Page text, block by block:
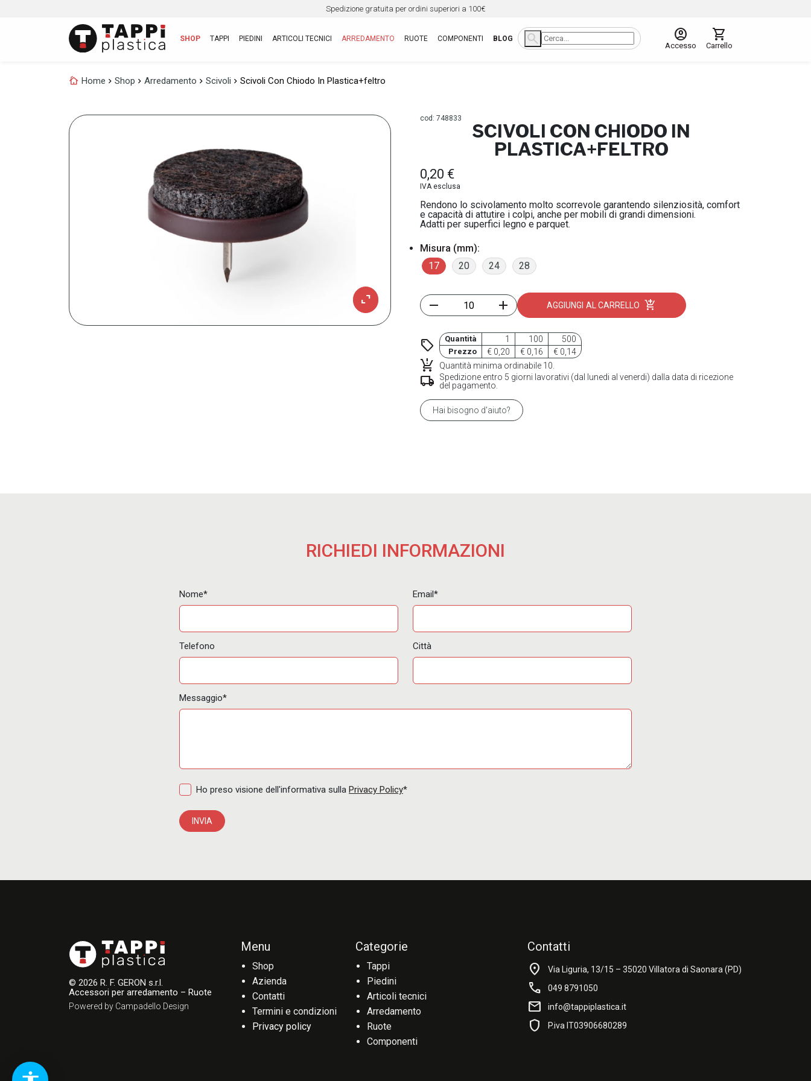
Spedizione gratuita per ordini superiori a 100€
SHOP TAPPI PIEDINI ARTICOLI TECNICI ARREDAMENTO RUOTE COMPONENTI BLOG search account_circle
Accesso
shopping_cart
Carrello
cottage Home chevron_right Shop chevron_right Arredamento chevron_right Scivoli chevron_right Scivoli Con Chiodo In Plastica+feltro
expand_content
cod: 748833
SCIVOLI CON CHIODO IN
PLASTICA+FELTRO
0,20 €
IVA esclusa
Rendono lo scivolamento molto scorrevole garantendo silenziosità, comfort
e capacità di attutire i colpi, anche per mobili di grandi dimensioni.
Adatti per superfici legno e parquet.
Misura (mm):
17
20 24 28
remove add AGGIUNGI AL CARRELLO add_shopping_cart
sell Quantità 1 100 500
Prezzo € 0,20 € 0,16 € 0,14
production_quantity_limits Quantità minima ordinabile 10.
local_shipping
Spedizione entro 5 giorni lavorativi (dal lunedi al venerdi) dalla data di ricezione
del pagamento.
Hai bisogno d'aiuto?
RICHIEDI INFORMAZIONI
Nome* Email*
Telefono Città
Messaggio*
Ho preso visione dell'informativa sulla Privacy Policy*
INVIA
© 2026 R. F. GERON s.r.l.
Accessori per arredamento – Ruote
Powered by Campadello Design
Menu
Shop
Azienda
Contatti
Termini e condizioni
Privacy policy
Categorie
Tappi
Piedini
Articoli tecnici
Arredamento
Ruote
Componenti
Contatti
location_on Via Liguria, 13/15 – 35020 Villatora di Saonara (PD)
call 049 8791050
mail info@tappiplastica.it
shield P.iva IT03906680289